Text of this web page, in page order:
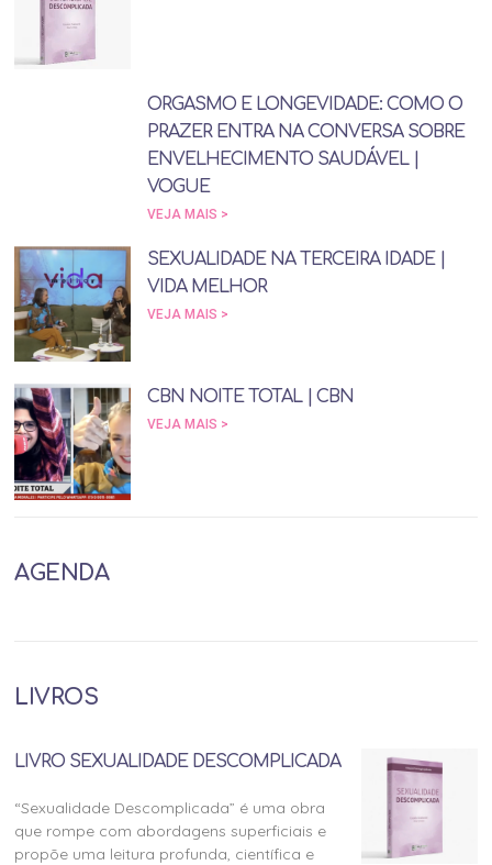
ORGASMO E LONGEVIDADE: COMO O
PRAZER ENTRA NA CONVERSA SOBRE
ENVELHECIMENTO SAUDÁVEL |
VOGUE
VEJA MAIS >
SEXUALIDADE NA TERCEIRA IDADE |
VIDA MELHOR
VEJA MAIS >
CBN NOITE TOTAL | CBN
VEJA MAIS >
AGENDA
LIVROS
LIVRO SEXUALIDADE DESCOMPLICADA
“Sexualidade Descomplicada” é uma obra
que rompe com abordagens superficiais e
propõe uma leitura profunda, científica e